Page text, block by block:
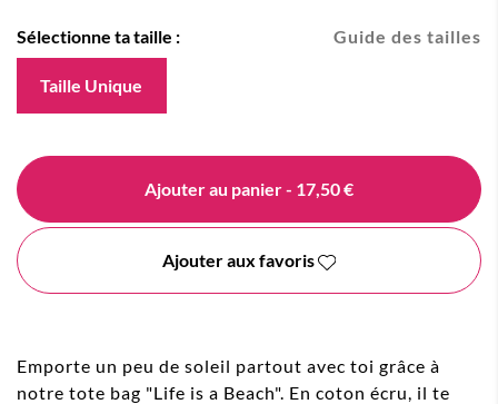
Guide des tailles
Sélectionne ta taille :
Taille Unique
Ajouter au panier- 17,50 €
Ajouter aux favoris
Emporte un peu de soleil partout avec toi grâce à
notre tote bag "Life is a Beach". En coton écru, il te